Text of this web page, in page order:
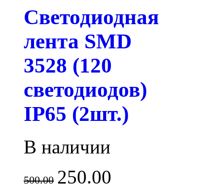
Светодиодная
лента SMD
3528 (120
светодиодов)
IP65 (2шт.)
В наличии
500.00 250.00